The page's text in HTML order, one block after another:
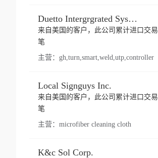
Duetto Intergrgrated Systems Inc.
来自美国的客户，此公司累计进口交易
笔
主营： gh,turn,smart,weld,utp,controller
Local Signguys Inc.
来自美国的客户，此公司累计进口交易
笔
主营： microfiber cleaning cloth
K&c Sol Corp.